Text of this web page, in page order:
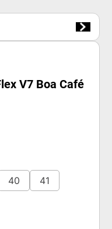
V7 Boa Café
40
41